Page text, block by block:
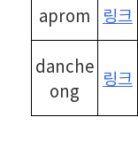
aprom 링크
danche
ong
링크